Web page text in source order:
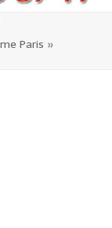
Paris »